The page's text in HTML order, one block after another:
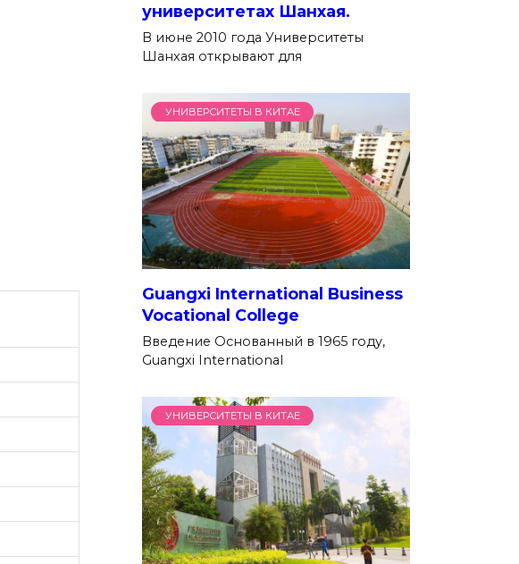
университетах Шанхая.
В июне 2010 года Университеты
Шанхая открывают для
УНИВЕРСИТЕТЫ В КИТАЕ
Guangxi International Business
Vocational College
Введение Основанный в 1965 году,
Guangxi International
УНИВЕРСИТЕТЫ В КИТАЕ